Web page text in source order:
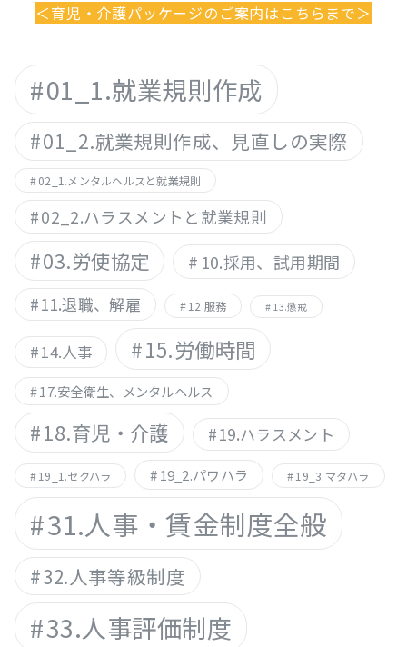
＜育児・介護パッケージのご案内はこちらまで＞
01_1.就業規則作成
01_2.就業規則作成、見直しの実際
02_1.メンタルヘルスと就業規則
02_2.ハラスメントと就業規則
03.労使協定 10.採用、試用期間
11.退職、解雇 12.服務 13.懲戒
14.人事 15.労働時間
17.安全衛生、メンタルヘルス
18.育児・介護 19.ハラスメント
19_1.セクハラ 19_2.パワハラ 19_3.マタハラ
31.人事・賃金制度全般
32.人事等級制度
33.人事評価制度